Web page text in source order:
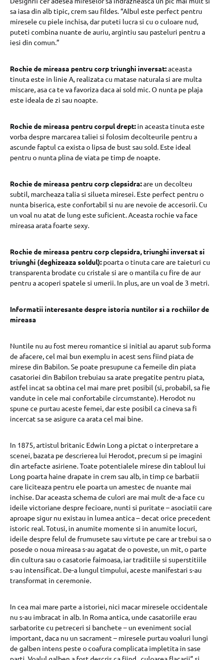
sa iasa din alb tipic, crem sau fildes. “Albul este perfect pentru
miresele cu piele inchisa, dar puteti lucra si cu o culoare nud,
puteti combina nuante de auriu, argintiu sau pasteluri pentru a
iesi din comun.”
Rochie de mireasa pentru corp triunghi inversat:aceasta
tinuta este in linie A, realizata cu matase naturala si are multa
miscare, asa ca te va favoriza daca ai sold mic. O nunta pe plaja
este ideala de zi sau noapte.
Rochie de mireasa pentru corpul drept: in aceasta tinuta este
vorba despre marcarea taliei si folosim decolteurile pentru a
ascunde faptul ca exista o lipsa de bust sau sold. Este ideal
pentru o nunta plina de viata pe timp de noapte.
Rochie de mireasa pentru corp clepsidra:are un decolteu
subtil, marcheaza talia si silueta miresei. Este perfect pentru o
nunta biserica, este confortabil si nu are nevoie de accesorii. Cu
un voal nu atat de lung este suficient. Aceasta rochie va face
mireasa arata foarte sexy.
Rochie de mireasa pentru corp clepsidra, triunghi inversat si
triunghi (deghizeaza soldul): poarta o tinuta care are taieturi cu
transparenta brodate cu cristale si are o mantila cu fire de aur
pentru a acoperi spatele si umerii. In plus, are un voal de 3 metri.
Informatii interesante despre istoria nuntilor si a rochiilor de
mireasa
Nuntile nu au fost mereu romantice si initial au aparut sub forma
de afacere, cel mai bun exemplu in acest sens fiind piata de
mirese din Babilon. Se poate presupune ca femeile din piata
casatoriei din Babilon trebuiau sa arate pregatite pentru piata,
astfel incat sa obtina cel mai mare pret posibil (si, probabil, sa fie
vandute in cele mai confortabile circumstante). Herodot nu
spune ce purtau aceste femei, dar este posibil ca cineva sa fi
incercat sa se asigure ca arata cel mai bine.
In 1875, artistul britanic Edwin Long a pictat o interpretare a
scenei, bazata pe descrierea lui Herodot, precum si pe imagini
din artefacte asiriene. Toate potentialele mirese din tabloul lui
Long poarta haine drapate in crem sau alb, in ​​timp ce barbatii
care liciteaza pentru ele poarta un amestec de nuante mai
inchise. Dar aceasta schema de culori are mai mult de-a face cu
ideile victoriane despre fecioare, nunti si puritate – asociatii care
aproape sigur nu existau in lumea antica – decat orice precedent
istoric real. Totusi, in anumite momente si in anumite locuri,
ideile despre felul de frumusete sau virtute pe care ar trebui sa o
posede o noua mireasa s-au agatat de o poveste, un mit, o parte
din cultura sau o casatorie faimoasa, iar traditiile si superstitiile
s-au intensificat. De-a lungul timpului, aceste manifestari s-au
transformat in ceremonie.
In cea mai mare parte a istoriei, nici macar miresele occidentale
nu s-au imbracat in alb. In Roma antica, unde casatoriile erau
sarbatorite cu petreceri si banchete – un eveniment social
important, daca nu un sacrament – ​​miresele purtau voaluri lungi
de galben intens peste o coafura complicata impletita in sase